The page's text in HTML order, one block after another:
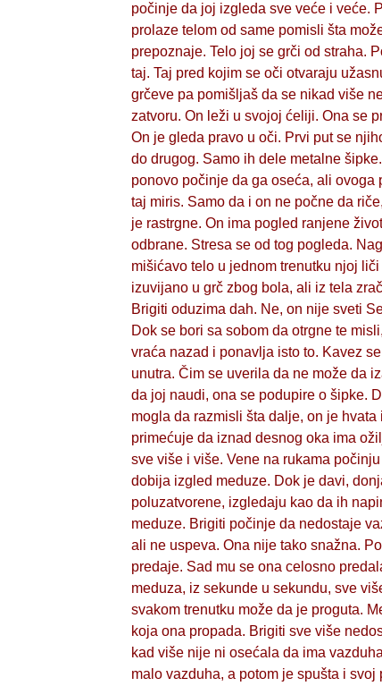
počinje da joj izgleda sve veće i veće.
prolaze telom od same pomisli šta
prepoznaje. Telo joj se grči od straha.
taj. Taj pred kojim se oči otvaraju
grčeve pa pomišljaš da se nikad više
zatvoru. On leži u svojoj ćeliji. Ona se
On je gleda pravo u oči. Prvi put se
do drugog. Samo ih dele metalne
ponovo počinje da ga oseća, ali ovoga
taj miris. Samo da i on ne počne da
je rastrgne. On ima pogled ranjene
odbrane. Stresa se od tog pogleda.
mišićavo telo u jednom trenutku njoj
izuvijano u grč zbog bola, ali iz tela
Brigiti oduzima dah. Ne, on nije sveti
Dok se bori sa sobom da otrgne te
vraća nazad i ponavlja isto to. Kavez
unutra. Čim se uverila da ne može da
da joj naudi, ona se podupire o šipke.
mogla da razmisli šta dalje, on je
primećuje da iznad desnog oka ima
sve više i više. Vene na rukama
dobija izgled meduze. Dok je davi,
poluzatvorene, izgledaju kao da ih
meduze. Brigiti počinje da nedostaje
ali ne uspeva. Ona nije tako snažna.
predaje. Sad mu se ona celosno
meduza, iz sekunde u sekundu, sve
svakom trenutku može da je proguta.
koja ona propada. Brigiti sve više
kad više nije ni osećala da ima
malo vazduha, a potom je spušta i